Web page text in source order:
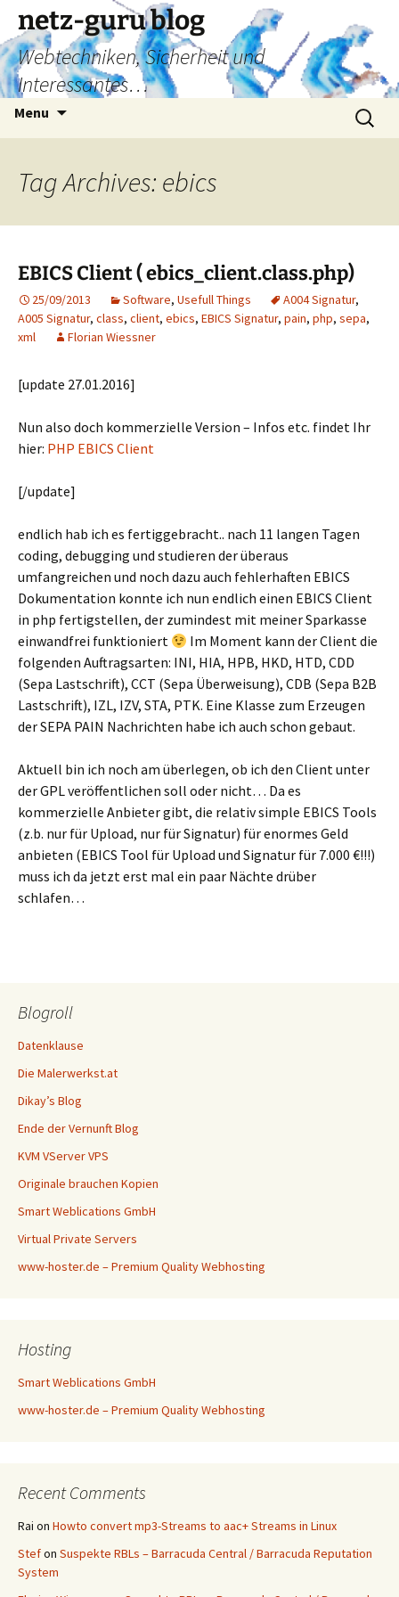
Skip
content
netz-guru blog
Webtechniken, Sicherheit und
Interessantes…
Menu
Search
for:
Tag Archives: ebics
EBICS Client ( ebics_client.class.php)
25/09/2013 Software, Usefull Things A004 Signatur,
A005 Signatur, class, client, ebics, EBICS Signatur, pain, php, sepa,
xml
Florian Wiessner
[update 27.01.2016]
Nun also doch kommerzielle Version – Infos etc. findet Ihr
hier: PHP EBICS Client
[/update]
endlich hab ich es fertiggebracht.. nach 11 langen Tagen
coding, debugging und studieren der überaus
umfangreichen und noch dazu auch fehlerhaften EBICS
Dokumentation konnte ich nun endlich einen EBICS Client
in php fertigstellen, der zumindest mit meiner Sparkasse
einwandfrei funktioniert
Im Moment kann der Client die
folgenden Auftragsarten: INI, HIA, HPB, HKD, HTD, CDD
(Sepa Lastschrift), CCT (Sepa Überweisung), CDB (Sepa B2B
Lastschrift), IZL, IZV, STA, PTK. Eine Klasse zum Erzeugen
der SEPA PAIN Nachrichten habe ich auch schon gebaut.
Aktuell bin ich noch am überlegen, ob ich den Client unter
der GPL veröffentlichen soll oder nicht… Da es
kommerzielle Anbieter gibt, die relativ simple EBICS Tools
(z.b. nur für Upload, nur für Signatur) für enormes Geld
anbieten (EBICS Tool für Upload und Signatur für 7.000 €!!!)
muss ich da jetzt erst mal ein paar Nächte drüber
schlafen…
Blogroll
Datenklause
Die Malerwerkst.at
Dikay’s Blog
Ende der Vernunft Blog
KVM VServer VPS
Originale brauchen Kopien
Smart Weblications GmbH
Virtual Private Servers
www-hoster.de – Premium Quality Webhosting
Hosting
Smart Weblications GmbH
www-hoster.de – Premium Quality Webhosting
Recent Comments
Rai on Howto convert mp3-Streams to aac+ Streams in Linux
Stefon Suspekte RBLs – Barracuda Central / Barracuda Reputation
System